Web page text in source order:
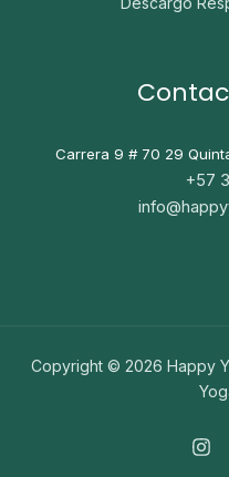
Carrera 9 # 70 29
+57
Copyright © 2026 Happy